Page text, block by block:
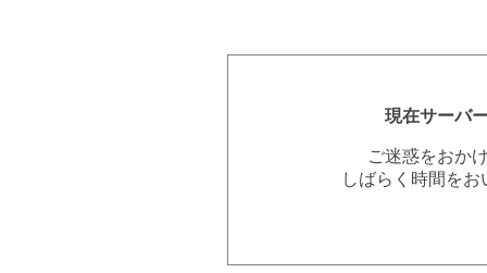
現在サーバ
ご迷惑をおか
しばらく時間を